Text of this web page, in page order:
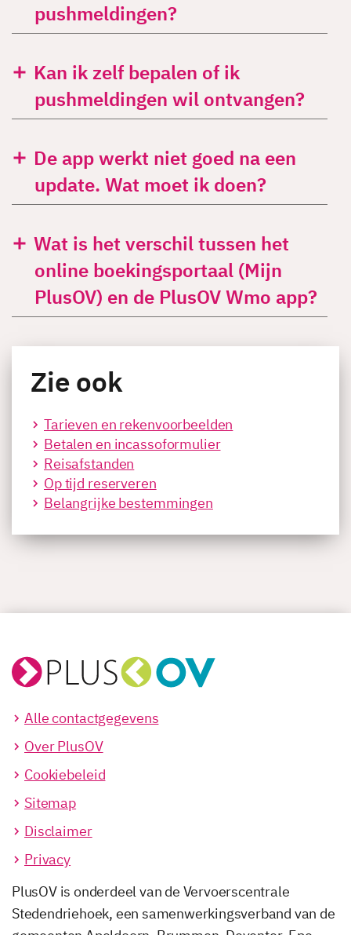
pushmeldingen?
pushmeldingen wil ontvangen?
update. Wat moet ik doen?
online boekingsportaal (Mijn
PlusOV) en de PlusOV Wmo app?
Zie ook
Tarieven en rekenvoorbeelden
Betalen en incassoformulier
Reisafstanden
Op tijd reserveren
Belangrijke bestemmingen
Alle contactgegevens
Over PlusOV
Cookiebeleid
Sitemap
Disclaimer
Privacy
PlusOV is onderdeel van de Vervoerscentrale
Stedendriehoek, een samenwerkingsverband van de